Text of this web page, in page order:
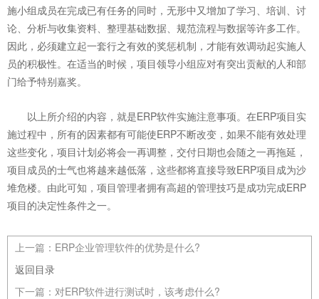
施小组成员在完成已有任务的同时，无形中又增加了学习、培训、讨
论、分析与收集资料、整理基础数据、规范流程与数据等许多工作。
因此，必须建立起一套行之有效的奖惩机制，才能有效调动起实施人
员的积极性。在适当的时候，项目领导小组应对有突出贡献的人和部
门给予特别嘉奖。
以上所介绍的内容，就是ERP软件实施注意事项。在ERP项目实
施过程中，所有的因素都有可能使ERP不断改变，如果不能有效处理
这些变化，项目计划必将会一再调整，交付日期也会随之一再拖延，
项目成员的士气也将越来越低落，这些都将直接导致ERP项目成为沙
堆危楼。由此可知，项目管理者拥有高超的管理技巧是成功完成ERP
项目的决定性条件之一。
上一篇： ERP企业管理软件的优势是什么?
返回目录
下一篇： 对ERP软件进行测试时，该考虑什么?